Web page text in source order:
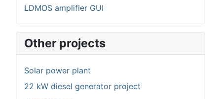
LDMOS amplifier GUI
Other projects
Solar power plant
22 kW diesel generator project